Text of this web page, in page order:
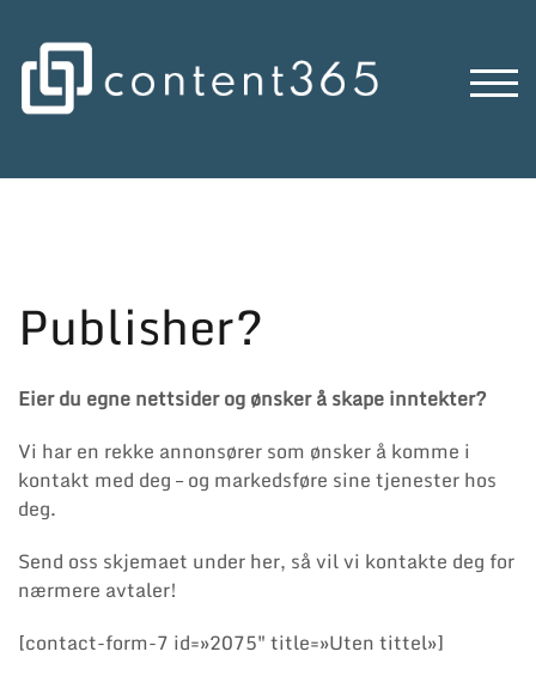
content
Publisher?
Eier du egne nettsider og ønsker å skape inntekter?
Vi har en rekke annonsører som ønsker å komme i
kontakt med deg – og markedsføre sine tjenester hos
deg.
Send oss skjemaet under her, så vil vi kontakte deg for
nærmere avtaler!
[contact-form-7 id=»2075″ title=»Uten tittel»]